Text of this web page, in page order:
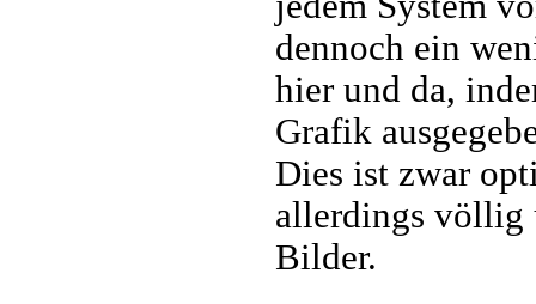
dennoch ein
hier und da,
Grafik
Dies ist zwar
allerdings völlig
Bilder.